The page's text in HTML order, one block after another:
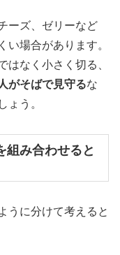
ーズ、ゼリーなど
い場合があります。
はなく小さく切る、
がそばで見守るな
ょう。
組み合わせると
うに分けて考えると